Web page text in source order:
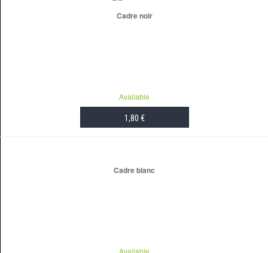
Cadre noir
Available
1,80 €
Cadre blanc
Available